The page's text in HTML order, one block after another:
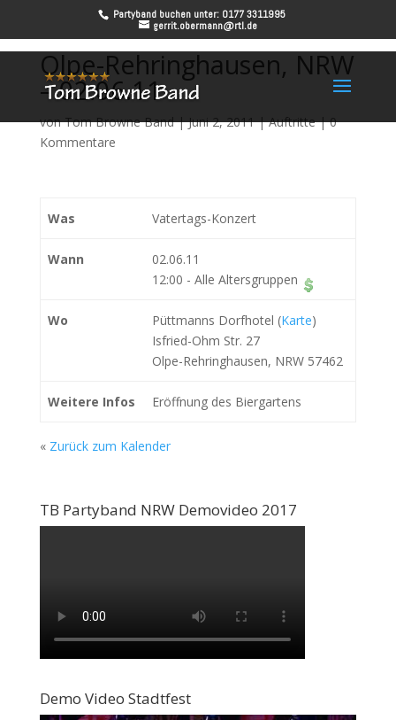
Partyband buchen unter: 0177 3311995
gerrit.obermann@rtl.de
Olpe-Rehringhausen, NRW
– 02.06.11
vonTom Browne Band|Juni 2, 2011|Auftritte|0
Kommentare
Was Vatertags-Konzert
Wann
02.06.11
12:00 - Alle Altersgruppen
Wo Püttmanns Dorfhotel (Karte)
Isfried-Ohm Str. 27
Olpe-Rehringhausen, NRW 57462
Weitere Infos Eröffnung des Biergartens
« Zurück zum Kalender
TB Partyband NRW Demovideo 2017
Demo Video Stadtfest